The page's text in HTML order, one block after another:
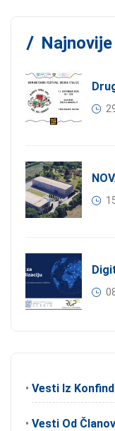
• Vesti Iz
• Vesti Od